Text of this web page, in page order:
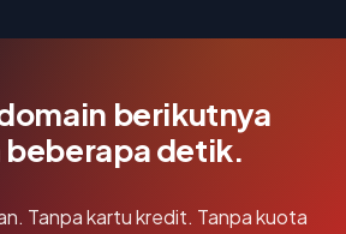
berikutnya
beberapa detik.
Tanpa kartu kredit. Tanpa kuota